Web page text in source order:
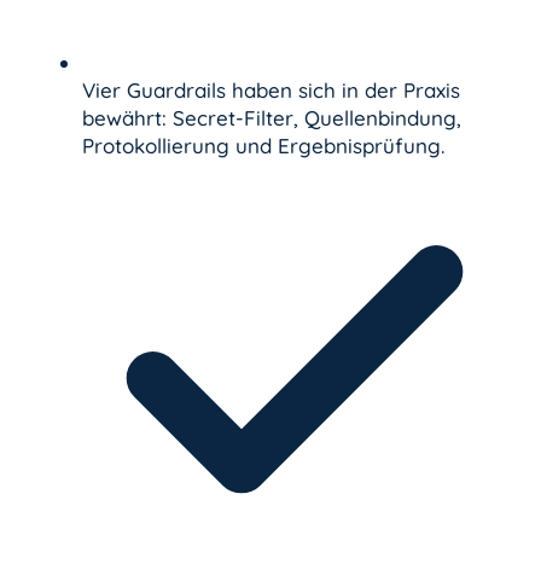
Vier Guardrails haben sich in der Praxis
bewährt: Secret-Filter, Quellenbindung,
Protokollierung und Ergebnisprüfung.